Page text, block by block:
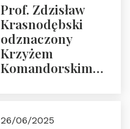
Prof. Zdzisław
Krasnodębski
odznaczony
Krzyżem
Komandorskim
26/06/2025